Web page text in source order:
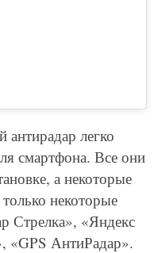
легко
смартфона. Все они
а некоторые
некоторые
Стрелка», «Яндекс
«GPS АнтиРадар».